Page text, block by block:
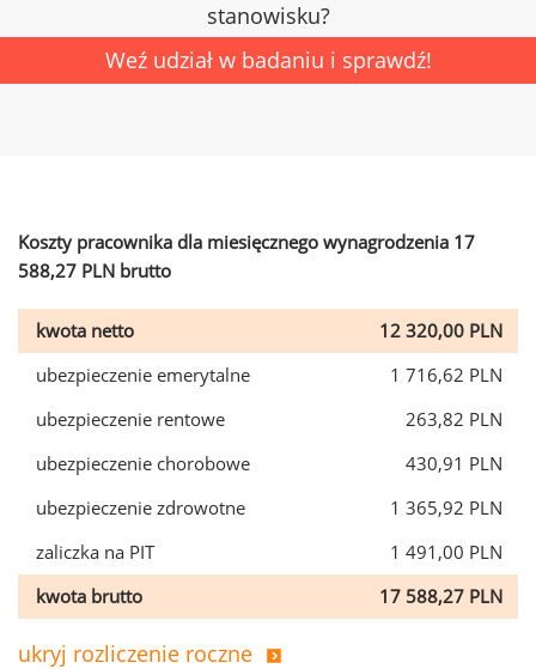
stanowisku?
Weź udział w badaniu i sprawdź!
Koszty pracownika dla miesięcznego wynagrodzenia 17
588,27 PLN brutto
kwota netto
12 320,00 PLN
ubezpieczenie emerytalne
1 716,62 PLN
ubezpieczenie rentowe
263,82 PLN
ubezpieczenie chorobowe
430,91 PLN
ubezpieczenie zdrowotne
1 365,92 PLN
zaliczka na PIT
1 491,00 PLN
kwota brutto
17 588,27 PLN
ukryj rozliczenie roczne